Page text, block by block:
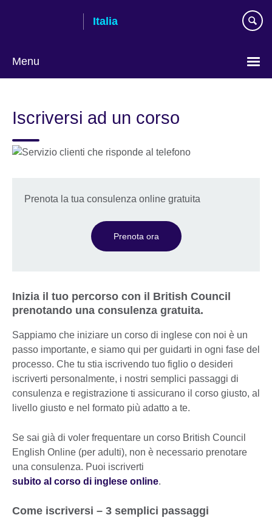
Italia
Menu
Iscriversi ad un corso
Prenota la tua consulenza online gratuita
Prenota ora
Inizia il tuo percorso con il British Council
prenotando una consulenza gratuita.
Sappiamo che iniziare un corso di inglese con noi è un
passo importante, e siamo qui per guidarti in ogni fase del
processo. Che tu stia iscrivendo tuo figlio o desideri
iscriverti personalmente, i nostri semplici passaggi di
consulenza e registrazione ti assicurano il corso giusto, al
livello giusto e nel formato più adatto a te.
Se sai già di voler frequentare un corso British Council
English Online (per adulti), non è necessario prenotare
una consulenza. Puoi iscriverti
subito al corso di inglese online.
Come iscriversi – 3 semplici passaggi